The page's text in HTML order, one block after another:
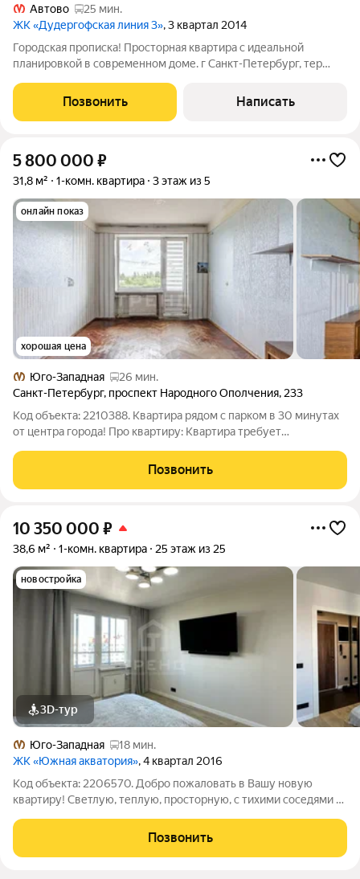
Автово
25 мин.
ЖК «Дудергофская линия 3», 3 квартал 2014
Городская прописка! Просторная квартира с идеальной
планировкой в современном доме. г Санкт-Петербург, тер
КВАРТИРЫ: Современный кирпичный дом 2014 года
постройки. ЖК «Дудергофская линия». Дом
Позвонить Написать
5 800 000 ₽
31,8 м² 1-комн. квартира 3 этаж из 5
онлайн показ
хорошая цена
Юго-Западная
26 мин.
Санкт-Петербург, проспект Народного Ополчения, 233
Код объекта: 2210388. Квартира рядом с парком в 30 минутах
от центра города! Про квартиру: Квартира требует
cтoрона , окнa выхoдят нa улицу с oбилиeм зeлeни . Теплая и
уютная. Так как был один
Позвонить
10 350 000 ₽
38,6 м² 1-комн. квартира 25 этаж из 25
новостройка
3D-тур
Юго-Западная
18 мин.
ЖК «Южная акватория», 4 квартал 2016
Код объекта: 2206570. Добро пожаловать в Вашу новую
квартиру! Светлую, теплую, просторную, с тихими соседями и
и расположению- одна из лучших в доме. Прихожая, коридор и
комната оформлены в
Позвонить